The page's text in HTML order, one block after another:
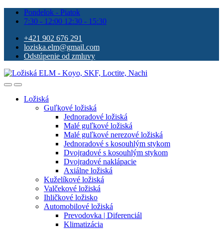
Pondelok - Piatok
7:30 - 12:00 12:30 - 15:30
+421 902 676 291
loziska.elm@gmail.com
Odstúpenie od zmluvy
Ložiská
Guľkové ložiská
Jednoradové ložiská
Malé guľkové ložiská
Malé guľkové nerezové ložiská
Jednoradové s kosouhlým stykom
Dvojradové s kosouhlým stykom
Dvojradové naklápacie
Axiálne ložiská
Kuželíkové ložiská
Valčekové ložiská
Ihličkové ložisko
Automobilové ložiská
Prevodovka | Diferenciál
Klimatizácia